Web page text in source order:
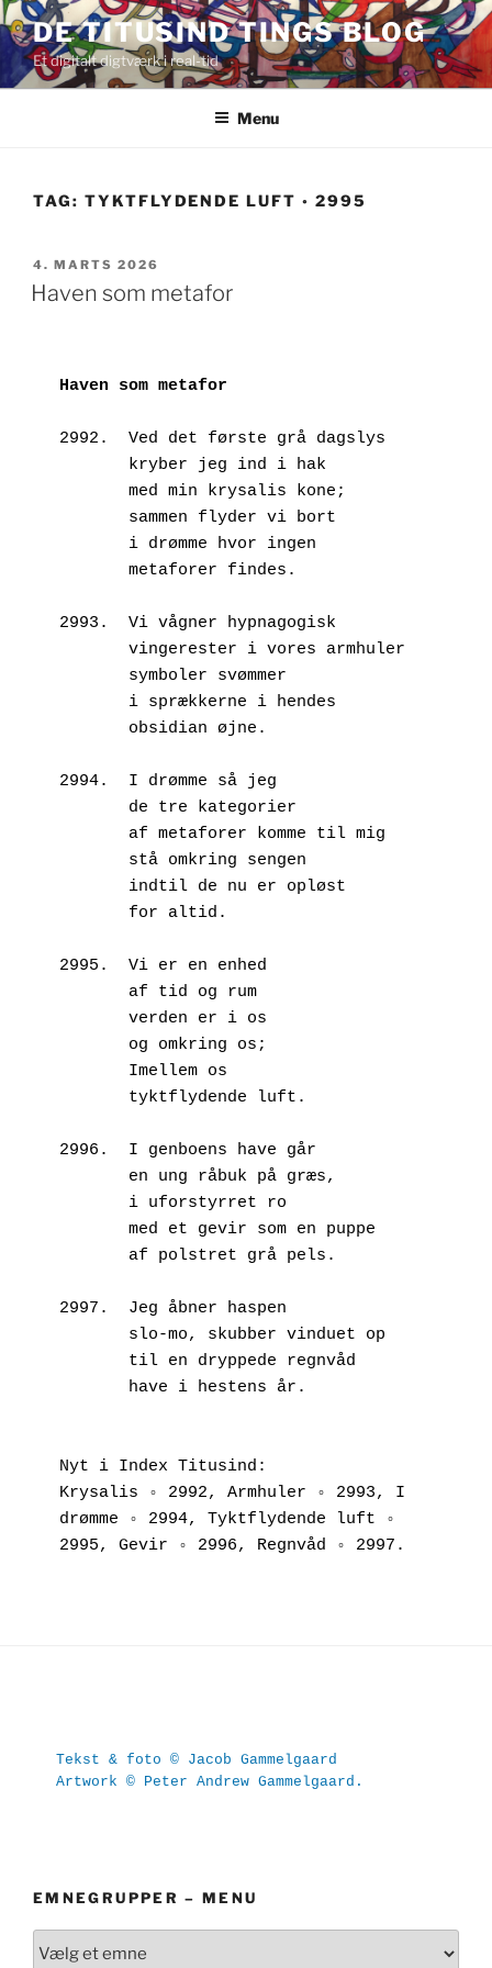
Videre
til
indhold
DE TITUSIND TINGS BLOG
Et digitalt digtværk i real-tid
Menu
TAG: TYKTFLYDENDE LUFT ◦ 2995
UDGIVET
DEN
4. MARTS 2026
Haven som metafor
Haven som metafor
2992.  Ved det første grå dagslys
       kryber jeg ind i hak
       med min krysalis kone;
       sammen flyder vi bort
       i drømme hvor ingen
       metaforer findes.
2993.  Vi vågner hypnagogisk
       vingerester i vores armhuler
       symboler svømmer
       i sprækkerne i hendes
       obsidian øjne.
2994.  I drømme så jeg
       de tre kategorier
       af metaforer komme til mig
       stå omkring sengen
       indtil de nu er opløst
       for altid.
2995.  Vi er en enhed
       af tid og rum
       verden er i os
       og omkring os;
       Imellem os
       tyktflydende luft.
2996.  I genboens have går
       en ung råbuk på græs,
       i uforstyrret ro
       med et gevir som en puppe
       af polstret grå pels.
2997.  Jeg åbner haspen
       slo-mo, skubber vinduet op
       til en dryppede regnvåd
       have i hestens år.
Nyt i Index Titusind:
Krysalis ◦ 2992, Armhuler ◦ 2993, I
drømme ◦ 2994, Tyktflydende luft ◦
2995, Gevir ◦ 2996, Regnvåd ◦ 2997.
Tekst & foto © Jacob Gammelgaard
Artwork © Peter Andrew Gammelgaard.
EMNEGRUPPER – MENU